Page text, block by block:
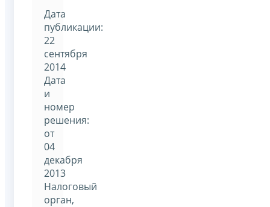
Дата
публикации:
22
сентября
2014
Дата
и
номер
решения:
от
04
декабря
2013
Налоговый
орган,